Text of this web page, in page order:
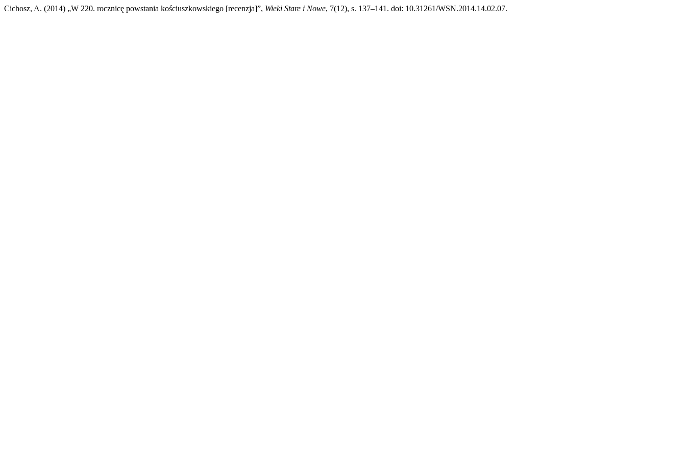
Cichosz, A. (2014) „W 220. rocznicę powstania kościuszkowskiego [recenzja]”, Wieki Stare i Nowe, 7(12), s. 137–141. doi: 10.31261/WSN.2014.14.02.07.